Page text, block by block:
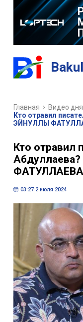
Главная Видео дня
Кто отравил
ЭЙНУЛЛЫ
Кто отравил
ФАТУЛЛАЕВА
03:27 2 июля 2024